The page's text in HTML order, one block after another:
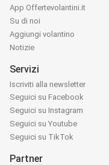
App Offertevolantini.it
Su di noi
Aggiungi volantino
Notizie
Servizi
Iscriviti alla newsletter
Seguici su Facebook
Seguici su Instagram
Seguici su Youtube
Seguici su TikTok
Partner